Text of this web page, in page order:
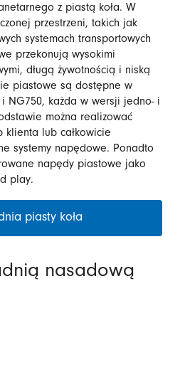
z piastą koła. W
przestrzeni, takich jak
systemach transportowych
przekonują wysokimi
długą żywotnością i niską
piastowe są dostępne w
NG750, każda w wersji jedno- i
można realizować
lub całkowicie
systemy napędowe. Ponadto
napędy piastowe jako
play.
piasty koła
nasadową